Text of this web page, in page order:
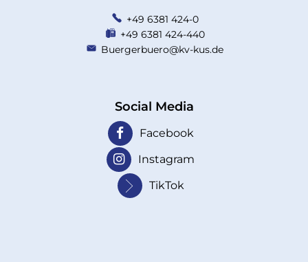
+49 6381 424-0
+49 6381 424-440
Buergerbuero@kv-kus.de
Social Media
Facebook
Instagram
TikTok